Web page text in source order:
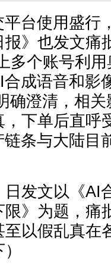
台使用盛行
》也发文痛
多个账号利
成语音和影
确澄清，相
下单后直呼
条与大陆目
发文以《AI
》为题，痛
以假乱真在